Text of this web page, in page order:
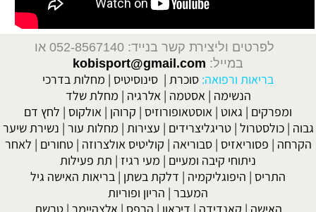
לפרטים וליצירת קשר בנייד: 052-8567140
או
במייל: kobisport@gmail.com
בריאות ורפואה: סוכרת | סינוסיטיס | מחלות בדרכי
הנשימה | אסטמה | אלרגיה | מחלת שלד
ומפרקים | גאוט | אוסטאופורוזיס | קרוהן | אולקוס | לחץ דם
גבוה |כולסטרול |טריגליצרידים | עצירות | מחלות עור | נשירת שיער
הקרחה | פסוריאזיס |סבוריאה | קוליטיס אולצרוזה |טחורים | לאחר
ניתוחי קיבה ומעיים | מעי רגיז | תת פעילות
התריס | היפוגליקמיה | דלקת בשתן | בריאות האישה גיל
המעבר | הריון ופוריות
האישה | קאנדידה | דיכאון | הרפס | אלצהיימר |טרשת